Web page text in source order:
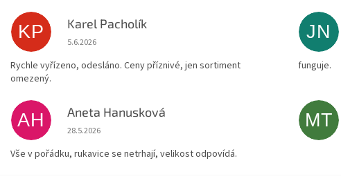
KP Karel Pacholík
Hodnocení obchodu je 4 z 5 hvězdiček.
5.6.2026
Rychle vyřízeno, odesláno. Ceny příznivé, jen sortiment
omezený.
JN
funguje.
AH Aneta Hanusková
Hodnocení obchodu je 5 z 5 hvězdiček.
28.5.2026
Vše v pořádku, rukavice se netrhají, velikost odpovídá.
MT